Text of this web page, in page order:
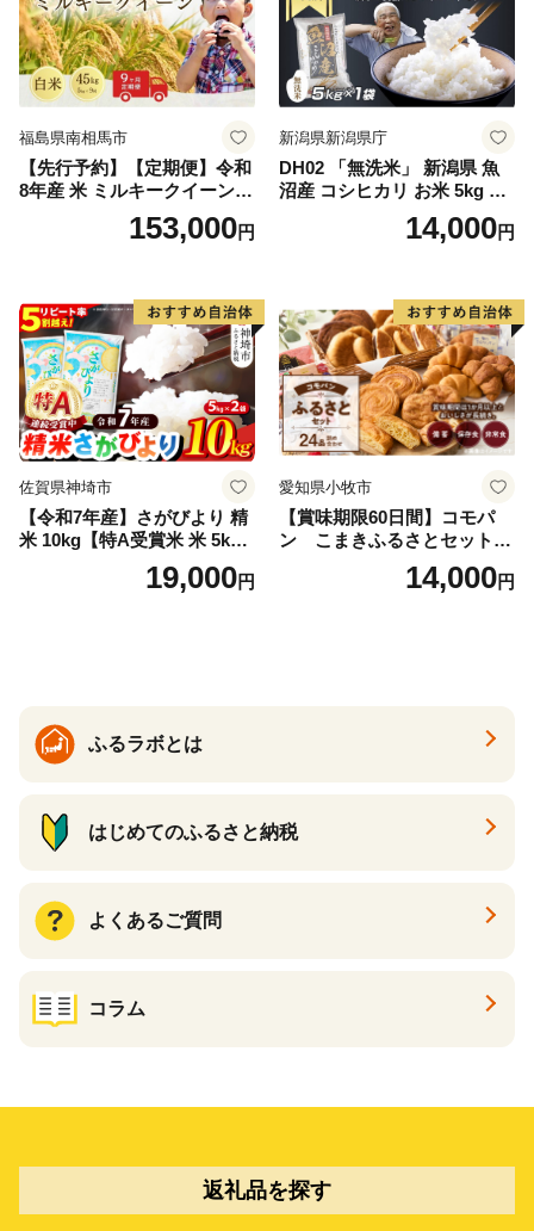
福島県南相馬市
【先行予約】【定期便】令和
8年産 米 ミルキークイーン
白米 45kg (5kg×9回) | ミルキ
ークイーン 米5kg 福島 福島
福島県 南相馬市 cu006-ae
153,000円
新潟県新潟県庁
DH02 「無洗米」 新潟県 魚
沼産 コシヒカリ お米 5kg こ
しひかり 精米 米（お米の美
味しい炊き方ガイド付き）
14,000円
佐賀県神埼市
【令和7年産】さがびより 精
米 10kg【特A受賞米 米 5kg×
2袋 お米 コメ こめ 国産 美味
しい ブランド米 人気 ランキ
19,000円
愛知県小牧市
【賞味期限60日間】コモパ
ン こまきふるさとセット
（24個入り）／災害用備蓄
保存食 非常食 防災グッズに
14,000円
ふるラボとは
はじめてのふるさと納税
よくあるご質問
コラム
返礼品を探す